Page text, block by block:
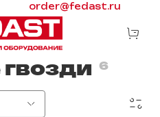
order@fedast.ru
6